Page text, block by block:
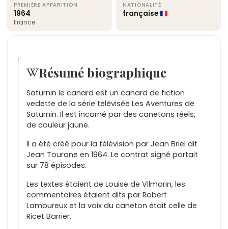
PREMIÈRE APPARITION
1964
France
NATIONALITÉ
française
Résumé biographique
Saturnin le canard est un canard de fiction
vedette de la série télévisée Les Aventures de
Saturnin. Il est incarné par des canetons réels,
de couleur jaune.
Il a été créé pour la télévision par Jean Briel dit
Jean Tourane en 1964. Le contrat signé portait
sur 78 épisodes.
Les textes étaient de Louise de Vilmorin, les
commentaires étaient dits par Robert
Lamoureux et la voix du caneton était celle de
Ricet Barrier.